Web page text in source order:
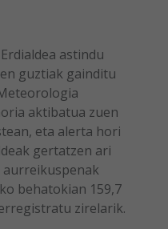
astindu
guztiak gainditu
aktibatua zuen
eta alerta hori
gertatzen ari
aurreikuspenak
behatokian 159,7
zirelarik.